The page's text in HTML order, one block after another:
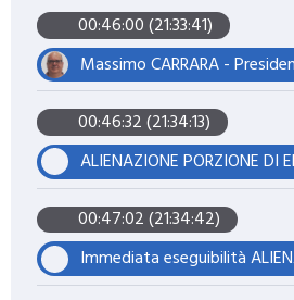
00:46:00 (21:33:41)
00:46:32 (21:34:13)
00:47:02 (21:34:42)